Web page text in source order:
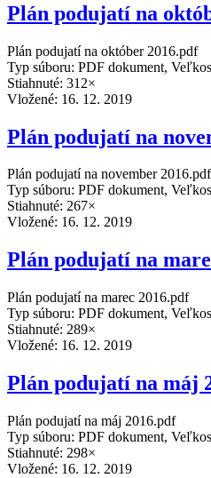
Plán podujatí na
Plán podujatí na október 2016.pdf
Typ súboru: PDF dokument,
Stiahnuté: 312×
Vložené: 16. 12. 2019
Plán podujatí na
Plán podujatí na november 2016.pdf
Typ súboru: PDF dokument,
Stiahnuté: 267×
Vložené: 16. 12. 2019
Plán podujatí na
Plán podujatí na marec 2016.pdf
Typ súboru: PDF dokument,
Stiahnuté: 289×
Vložené: 16. 12. 2019
Plán podujatí na máj
Plán podujatí na máj 2016.pdf
Typ súboru: PDF dokument,
Stiahnuté: 298×
Vložené: 16. 12. 2019